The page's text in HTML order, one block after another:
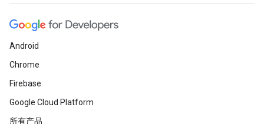
Android
Chrome
Firebase
Google Cloud Platform
所有产品